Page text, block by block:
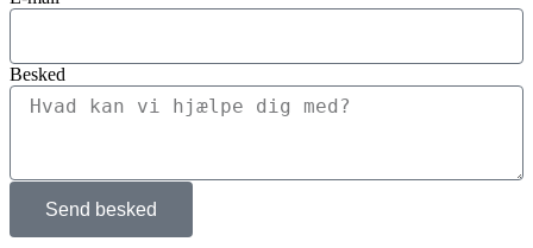
Besked
Send besked